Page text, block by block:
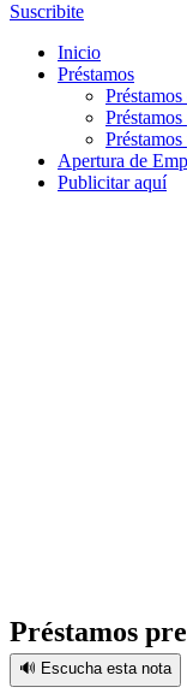
Suscribite
Inicio
Préstamos
Apertura de
Publicitar aquí
Préstamos
🔊 Escucha esta nota